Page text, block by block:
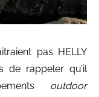
pas HELLY
de rappeler qu’il
outdoor